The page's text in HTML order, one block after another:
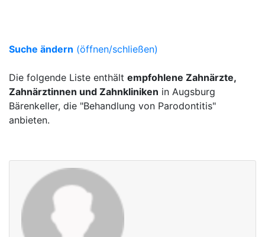
Suche ändern (öffnen/schließen)
Die folgende Liste enthält empfohlene Zahnärzte,
Zahnärztinnen und Zahnkliniken in Augsburg
Bärenkeller, die "Behandlung von Parodontitis"
anbieten.